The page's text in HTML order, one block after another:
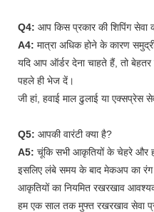
Q4: आप किस प्रकार की शिपिंग सेवा
A4: मात्रा अधिक होने के कारण
यदि आप ऑर्डर देना चाहते हैं, तो
पहले ही भेज दें।
जी हां, हवाई माल ढुलाई या एक्सप्रेस
Q5: आपकी वारंटी क्या है?
A5: चूंकि सभी आकृतियों के चेहरे और
इसलिए लंबे समय के बाद मेकअप का
आकृतियों का नियमित रखरखाव
हम एक साल तक मुफ्त रखरखाव सेवा